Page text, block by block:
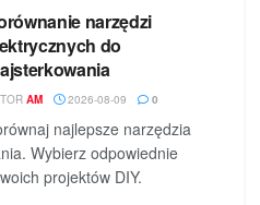
narzędzi
do
AM 2026-08-09 0
najlepsze narzędzia
Wybierz odpowiednie
projektów DIY.